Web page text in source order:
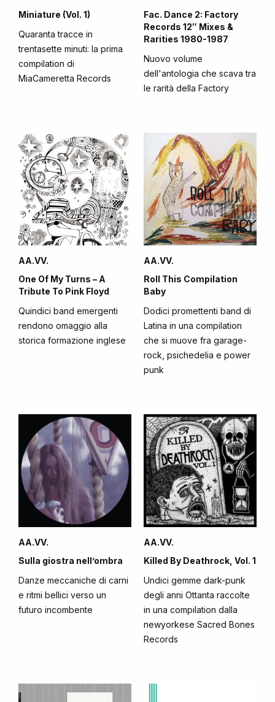
Miniature (Vol. 1)
Quaranta tracce in
trentasette minuti: la prima
compilation di
MiaCameretta Records
Fac. Dance 2: Factory
Records 12″ Mixes &
Rarities 1980-1987
Nuovo volume
dell'antologia che scava tra
le rarità della Factory
AA.VV.
One Of My Turns – A
Tribute To Pink Floyd
Quindici band emergenti
rendono omaggio alla
storica formazione inglese
AA.VV.
Roll This Compilation
Baby
Dodici promettenti band di
Latina in una compilation
che si muove fra garage-
rock, psichedelia e power
punk
AA.VV.
Sulla giostra nell’ombra
Danze meccaniche di carni
e ritmi bellici verso un
futuro incombente
AA.VV.
Killed By Deathrock, Vol. 1
Undici gemme dark-punk
degli anni Ottanta raccolte
in una compilation dalla
newyorkese Sacred Bones
Records